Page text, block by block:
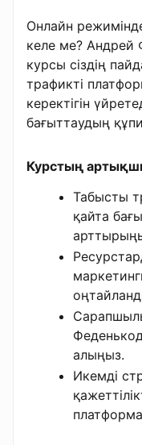
Онлайн
келе ме? Андрей
курсы сіздің
трафикті
керектігін
бағыттаудың
Курстың
Табысты
қайта
алыңыз.
Икемді